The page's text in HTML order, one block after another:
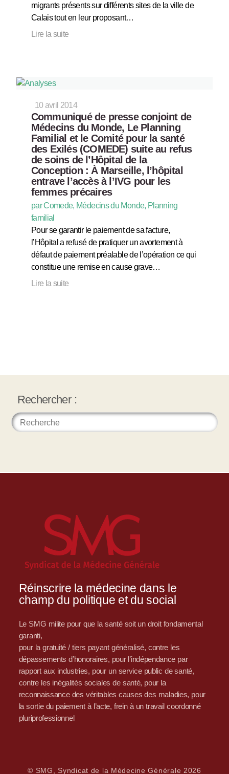
migrants présents sur différents sites de la ville de
Calais tout en leur proposant…
Lire la suite
10 avril 2014
Communiqué de presse conjoint de
Médecins du Monde, Le Planning
Familial et le Comité pour la santé
des Exilés (COMEDE) suite au refus
de soins de l’Hôpital de la
Conception : À Marseille, l’hôpital
entrave l’accès à l’IVG pour les
femmes précaires
par Comede, Médecins du Monde, Planning
familial
Pour se garantir le paiement de sa facture,
l’Hôpital a refusé de pratiquer un avortement à
défaut de paiement préalable de l’opération ce qui
constitue une remise en cause grave…
Lire la suite
Rechercher :
Réinscrire la médecine dans le
champ du politique et du social
Le SMG milite pour que la santé soit un droit fondamental
garanti,
pour la gratuité / tiers payant généralisé, contre les
dépassements d’honoraires, pour l’indépendance par
rapport aux industries, pour un service public de santé,
contre les inégalités sociales de santé, pour la
reconnaissance des véritables causes des maladies, pour
la sortie du paiement à l’acte, frein à un travail coordonné
pluriprofessionnel
© SMG, Syndicat de la Médecine Générale 2026